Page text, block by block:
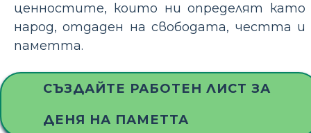
ценностите, които ни определят като
народ, отдаден на свободата, честта и
паметта.
СЪЗДАЙТЕ РАБОТЕН ЛИСТ ЗА
ДЕНЯ НА ПАМЕТТА